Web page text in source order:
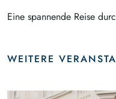
Eine spannende Reise
WEITERE